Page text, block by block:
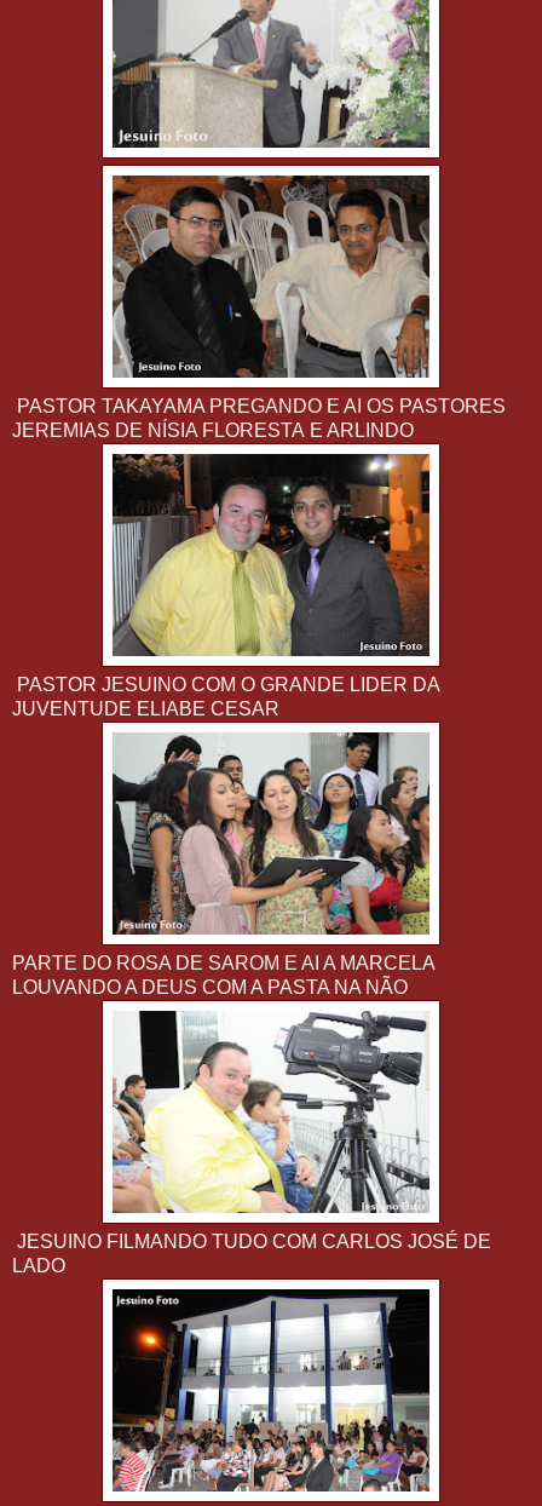
PASTOR TAKAYAMA PREGANDO E AI OS PASTORES
JEREMIAS DE NÍSIA FLORESTA E ARLINDO
PASTOR JESUINO COM O GRANDE LIDER DA
JUVENTUDE ELIABE CESAR
PARTE DO ROSA DE SAROM E AI A MARCELA
LOUVANDO A DEUS COM A PASTA NA NÃO
JESUINO FILMANDO TUDO COM CARLOS JOSÉ DE
LADO